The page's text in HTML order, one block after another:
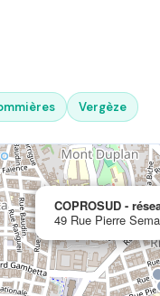
Vergèze
COPROSUD -
49 Rue Pierre